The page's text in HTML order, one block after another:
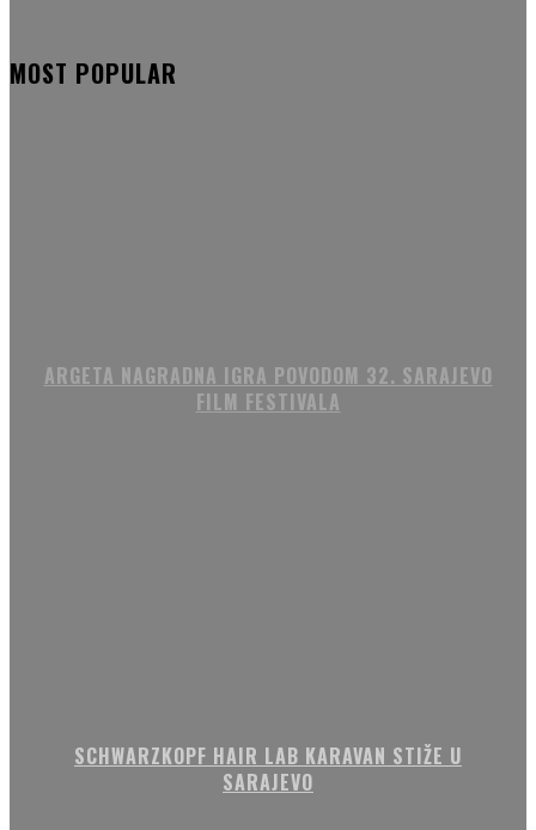
MOST POPULAR
ARGETA NAGRADNA IGRA POVODOM 32. SARAJEVO
FILM FESTIVALA
SCHWARZKOPF HAIR LAB KARAVAN STIŽE U
SARAJEVO